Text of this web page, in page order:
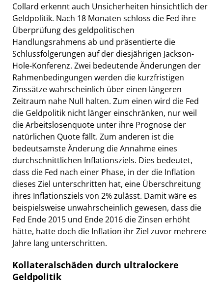
Collard erkennt auch Unsicherheiten hinsichtlich der
Geldpolitik. Nach 18 Monaten schloss die Fed ihre
Überprüfung des geldpolitischen
Handlungsrahmens ab und präsentierte die
Schlussfolgerungen auf der diesjährigen Jackson-
Hole-Konferenz. Zwei bedeutende Änderungen der
Rahmenbedingungen werden die kurzfristigen
Zinssätze wahrscheinlich über einen längeren
Zeitraum nahe Null halten. Zum einen wird die Fed
die Geldpolitik nicht länger einschränken, nur weil
die Arbeitslosenquote unter ihre Prognose der
natürlichen Quote fällt. Zum anderen ist die
bedeutsamste Änderung die Annahme eines
durchschnittlichen Inflationsziels. Dies bedeutet,
dass die Fed nach einer Phase, in der die Inflation
dieses Ziel unterschritten hat, eine Überschreitung
ihres Inflationsziels von 2% zulässt. Damit wäre es
beispielsweise unwahrscheinlich gewesen, dass die
Fed Ende 2015 und Ende 2016 die Zinsen erhöht
hätte, hatte doch die Inflation ihr Ziel zuvor mehrere
Jahre lang unterschritten.
Kollateralschäden durch ultralockere
Geldpolitik